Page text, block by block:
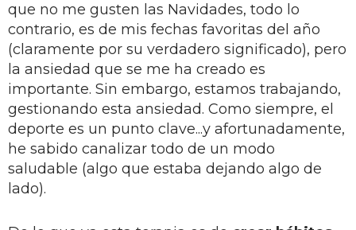
que no me gusten las Navidades, todo lo
contrario, es de mis fechas favoritas del año
(claramente por su verdadero significado), pero
la ansiedad que se me ha creado es
importante. Sin embargo, estamos trabajando,
gestionando esta ansiedad. Como siempre, el
deporte es un punto clave...y afortunadamente,
he sabido canalizar todo de un modo
saludable (algo que estaba dejando algo de
lado).